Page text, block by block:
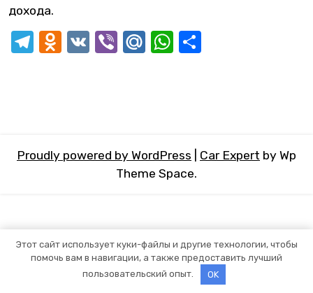
дохода.
Telegram
Odnoklassniki
VK ViberMail.RuWhatsApp
Proudly powered by WordPress Car Expert by Wp
Theme Space.
Этот сайт использует куки-файлы и другие технологии, чтобы
помочь вам в навигации, а также предоставить лучший
пользовательский опыт.
OK